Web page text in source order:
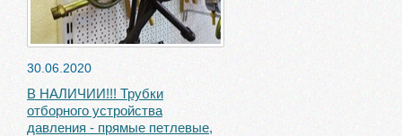
30.06.2020
В НАЛИЧИИ!!! Трубки
отборного устройства
давления - прямые петлевые,